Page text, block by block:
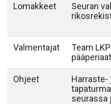
Lomakkeet
Seuran
Valmentajat
Team
Ohjeet
Harraste-
seurassa